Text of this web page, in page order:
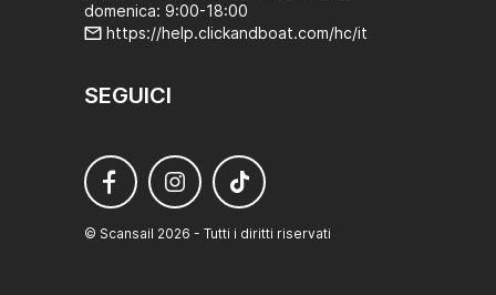
domenica: 9:00-18:00
https://help.clickandboat.com/hc/it
SEGUICI
© Scansail 2026 - Tutti i diritti riservati